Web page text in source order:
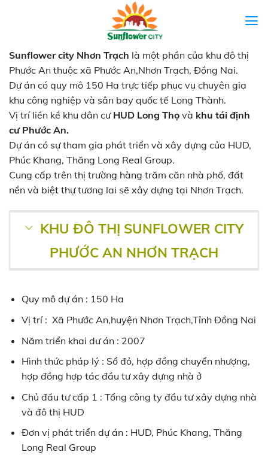
Sunflower city Nhơn Trạch là một phần của khu đô thị
Phước An thuộc xã Phước An,Nhơn Trạch, Đồng Nai.
Dự án có quy mô 150 Ha trực tiếp phục vụ chuyên gia
khu công nghiệp và sân bay quốc tế Long Thành.
Vị trí liền kề khu dân cư HUD Long Thọ và khu tái định
cư Phước An.
Dự án có sự tham gia phát triển và xây dựng của HUD,
Phúc Khang, Thăng Long Real Group.
Cung cấp trên thị trường hàng trăm căn nhà phố, đất
nền và biệt thự tương lai sẽ xây dựng tại Nhơn Trạch.
KHU ĐÔ THỊ SUNFLOWER CITY
PHƯỚC AN NHƠN TRẠCH
Quy mô dự án : 150 Ha
Vị trí : Xã Phước An,huyện Nhơn Trạch,Tỉnh Đồng Nai
Năm triển khai dư án : 2007
Hình thức pháp lý : Sổ đỏ, hợp đồng chuyển nhượng,
hợp đồng hợp tác đầu tư xây dựng nhà ở
Chủ đầu tư cấp 1 : Tổng công ty đầu tư xây dựng nhà
và đô thị HUD
Đơn vị phát triển dự án : HUD, Phúc Khang, Thăng
Long Real Group